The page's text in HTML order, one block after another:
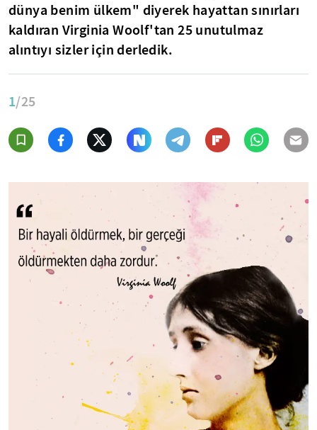
dünya benim ülkem" diyerek hayattan sınırları
kaldıran Virginia Woolf'tan 25 unutulmaz
alıntıyı sizler için derledik.
1/25